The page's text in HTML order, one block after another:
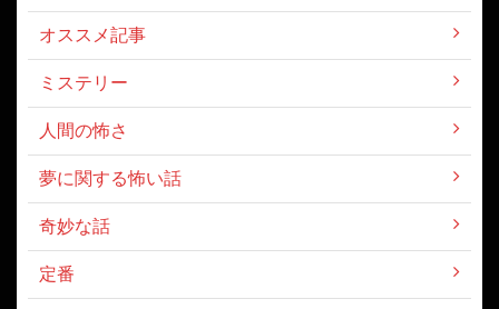
オススメ記事
ミステリー
人間の怖さ
夢に関する怖い話
奇妙な話
定番